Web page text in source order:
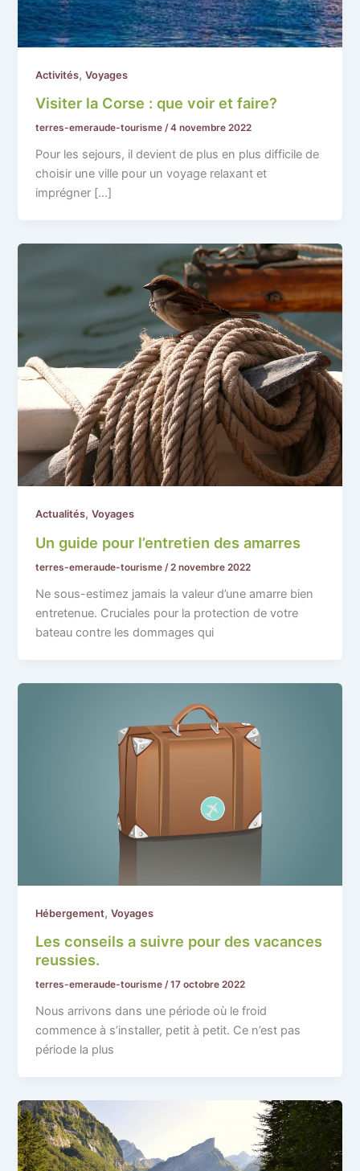
Activités,Voyages
Visiter la Corse : que voir et faire?
terres-emeraude-tourisme/4 novembre 2022
Pour les sejours, il devient de plus en plus difficile de
choisir une ville pour un voyage relaxant et
imprégner […]
Actualités,Voyages
Un guide pour l’entretien des amarres
terres-emeraude-tourisme/2 novembre 2022
Ne sous-estimez jamais la valeur d’une amarre bien
entretenue. Cruciales pour la protection de votre
bateau contre les dommages qui
Hébergement,Voyages
Les conseils a suivre pour des vacances
reussies.
terres-emeraude-tourisme/17 octobre 2022
Nous arrivons dans une période où le froid
commence à s’installer, petit à petit. Ce n’est pas
période la plus